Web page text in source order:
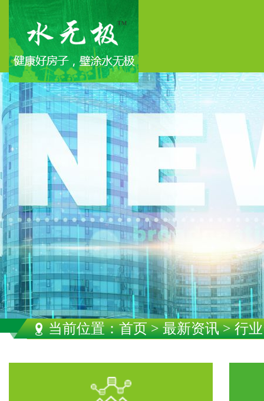
当前位置：首页>最新资讯> 行